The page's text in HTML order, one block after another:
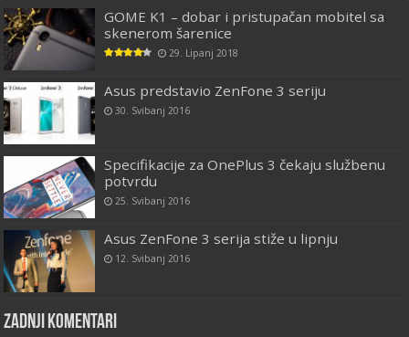
GOME K1 – dobar i pristupačan mobitel sa
skenerom šarenice
29. Lipanj 2018
Asus predstavio ZenFone 3 seriju
30. Svibanj 2016
Specifikacije za OnePlus 3 čekaju službenu
potvrdu
25. Svibanj 2016
Asus ZenFone 3 serija stiže u lipnju
12. Svibanj 2016
Zadnji komentari